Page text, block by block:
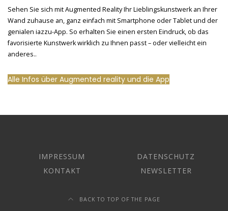
Sehen Sie sich mit Augmented Reality Ihr Lieblingskunstwerk an Ihrer
Wand zuhause an, ganz einfach mit Smartphone oder Tablet und der
genialen iazzu-App. So erhalten Sie einen ersten Eindruck, ob das
favorisierte Kunstwerk wirklich zu Ihnen passt – oder vielleicht ein
anderes..
Alle Infos über Augmented reality und die App
IMPRESSUM
DATENSCHUTZ
KONTAKT
NEWSLETTER
BACK TO TOP OF THE PAGE